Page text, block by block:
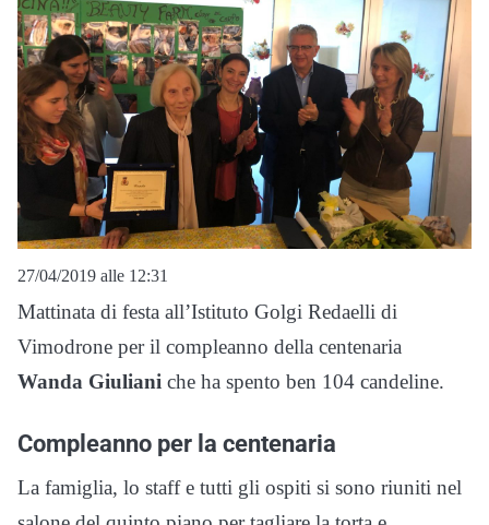
27/04/2019 alle 12:31
Mattinata di festa all’Istituto Golgi Redaelli di
Vimodrone per il compleanno della centenaria
Wanda Giuliani che ha spento ben 104 candeline.
Compleanno per la centenaria
La famiglia, lo staff e tutti gli ospiti si sono riuniti nel